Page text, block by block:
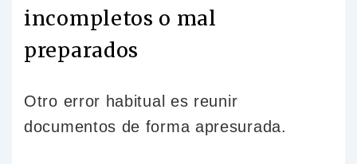
incompletos o mal
preparados
Otro error habitual es reunir
documentos de forma apresurada.